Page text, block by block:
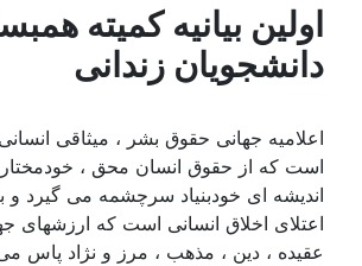
اولین بیانیه کمیته
دانشجویان زندانی
اعلامیه جهانی حقوق بشر ، میثاقی
است که از حقوق انسان محق ، خودمختار
اندیشه ای خودبنیاد سرچشمه می گیرد و
اعتلای اخلاق انسانی است که ارزشهای
عقیده ، دین ، مذهب ، مرز و نژاد پاس